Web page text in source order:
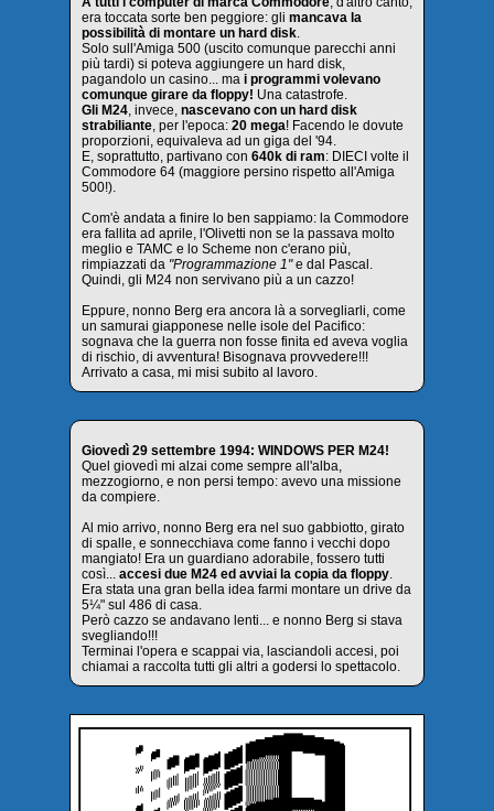
era toccata sorte ben peggiore: gli mancava la
possibilità di montare un hard disk.
Solo sull'Amiga 500 (uscito comunque parecchi anni
più tardi) si poteva aggiungere un hard disk,
pagandolo un casino... ma i programmi volevano
comunque girare da floppy! Una catastrofe.
Gli M24, invece, nascevano con un hard disk
strabiliante, per l'epoca: 20 mega! Facendo le dovute
proporzioni, equivaleva ad un giga del '94.
E, soprattutto, partivano con 640k di ram: DIECI volte il
Commodore 64 (maggiore persino rispetto all'Amiga
500!).
Com'è andata a finire lo ben sappiamo: la Commodore
era fallita ad aprile, l'Olivetti non se la passava molto
meglio e TAMC e lo Scheme non c'erano più,
rimpiazzati da "Programmazione 1"e dal Pascal.
Quindi, gli M24 non servivano più a un cazzo!
Eppure, nonno Berg era ancora là a sorvegliarli, come
un samurai giapponese nelle isole del Pacifico:
sognava che la guerra non fosse finita ed aveva voglia
di rischio, di avventura! Bisognava provvedere!!!
Arrivato a casa, mi misi subito al lavoro.
Giovedì 29 settembre 1994: WINDOWS PER M24!
Quel giovedì mi alzai come sempre all'alba,
mezzogiorno, e non persi tempo: avevo una missione
da compiere.
Al mio arrivo, nonno Berg era nel suo gabbiotto, girato
di spalle, e sonnecchiava come fanno i vecchi dopo
mangiato! Era un guardiano adorabile, fossero tutti
così... accesi due M24 ed avviai la copia da floppy.
Era stata una gran bella idea farmi montare un drive da
5¼" sul 486 di casa.
Però cazzo se andavano lenti... e nonno Berg si stava
svegliando!!!
Terminai l'opera e scappai via, lasciandoli accesi, poi
chiamai a raccolta tutti gli altri a godersi lo spettacolo.